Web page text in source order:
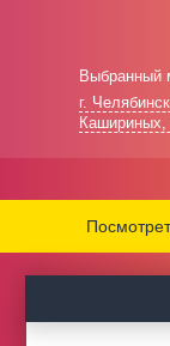
Выбранный
г.
Кашириных,